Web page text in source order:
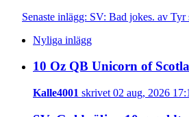
Senaste inlägg: SV: Bad jokes. av
Nyliga inlägg
10 Oz QB Unicorn of
Kalle4001 skrivet 02 aug, 2026